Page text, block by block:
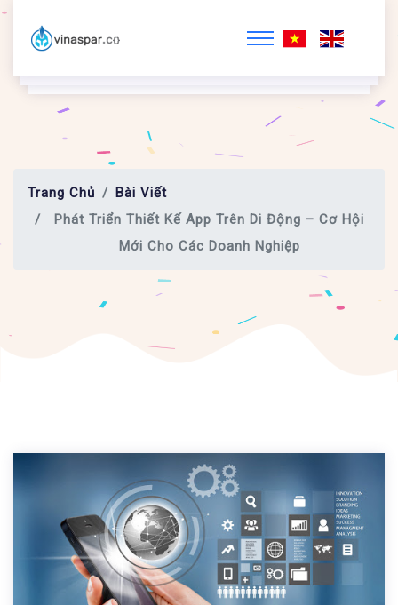
Trang Chủ
Bài Viết
Phát Triển Thiết Kế App Trên Di Động – Cơ Hội
Mới Cho Các Doanh Nghiệp